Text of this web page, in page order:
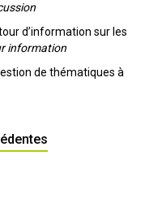
d’information sur les
information
de thématiques à